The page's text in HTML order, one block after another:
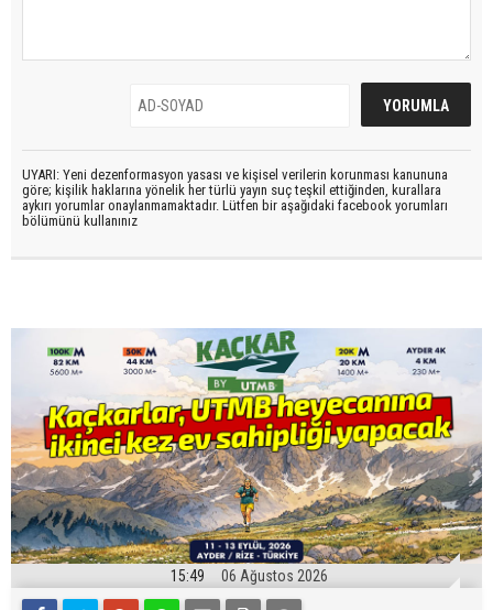
UYARI: Yeni dezenformasyon yasası ve kişisel verilerin korunması kanununa
göre; kişilik haklarına yönelik her türlü yayın suç teşkil ettiğinden, kurallara
aykırı yorumlar onaylanmamaktadır. Lütfen bir aşağıdaki facebook yorumları
bölümünü kullanınız
15:49 06 Ağustos 2026